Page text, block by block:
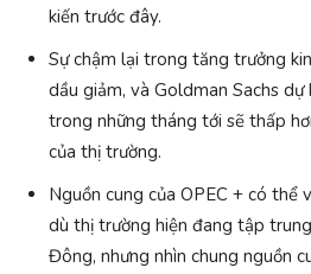
kiến ​​trước đây.
Sự chậm lại trong tăng trưởng
dầu giảm, và Goldman Sachs dự
trong những tháng tới sẽ thấp
của thị trường.
Nguồn cung của OPEC + có thể
dù thị trường hiện đang tập
Đông, nhưng nhìn chung nguồn